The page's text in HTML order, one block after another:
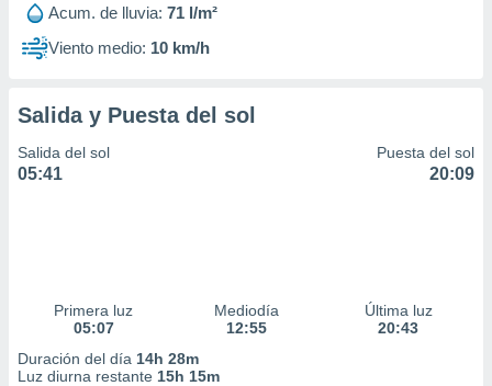
Acum. de lluvia: 71 l/m²
Viento medio: 10 km/h
Salida y Puesta del sol
Salida del sol
05:41
Puesta del sol
20:09
Primera luz
05:07
Mediodía
12:55
Última luz
20:43
Duración del día 14h 28m
Luz diurna restante 15h 15m